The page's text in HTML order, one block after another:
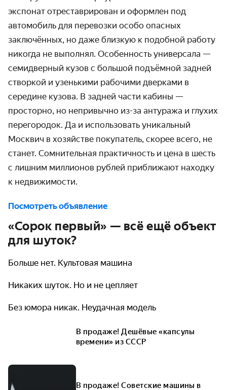
экспонат отреставрирован и оформлен под
автомобиль для перевозки особо опасных
заключённых, но даже близкую к подобной работу
никогда не выполнял. Особенность универсала —
семидверный кузов с большой подъёмной задней
створкой и узенькими рабочими дверками в
середине кузова. В задней части кабины —
просторно, но непривычно из-за антуража и глухих
перегородок. Да и использовать уникальный
Москвич в хозяйстве покупатель, скорее всего, не
станет. Сомнительная практичность и цена в шесть
с лишним миллионов рублей приближают находку
к недвижимости.
Посмотреть объявление
«Сорок первый» — всё ещё объект
для шуток?
Больше нет. Культовая машина
Никаких шуток. Но и не цепляет
Без юмора никак. Неудачная модель
В продаже! Дешёвые «капсулы
времени» из СССР
В продаже! Советские машины в